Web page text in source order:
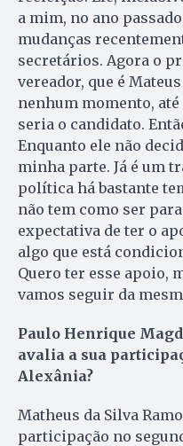
a mim, no ano
mudanças
secretários. Agora o
vereador, que é
nenhum momento, até
seria o candidato.
Enquanto ele não
minha parte. Já é um
política há bastante
não tem como ser
expectativa de ter o
algo que está
Quero ter esse apoio,
vamos seguir da
Paulo Henrique
avalia a sua
Alexânia?
Matheus da Silva
participação no